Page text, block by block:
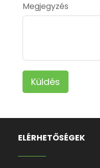
Megjegyzés
Küldés
ELÉRHETŐSÉGEK